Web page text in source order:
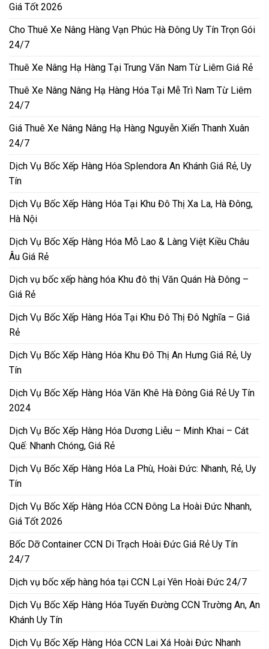
Giá Tốt 2026
Cho Thuê Xe Nâng Hàng Vạn Phúc Hà Đông Uy Tín Trọn Gói
24/7
Thuê Xe Nâng Hạ Hàng Tại Trung Văn Nam Từ Liêm Giá Rẻ
Thuê Xe Nâng Nâng Hạ Hàng Hóa Tại Mễ Trì Nam Từ Liêm
24/7
Giá Thuê Xe Nâng Nâng Hạ Hàng Nguyễn Xiển Thanh Xuân
24/7
Dịch Vụ Bốc Xếp Hàng Hóa Splendora An Khánh Giá Rẻ, Uy
Tín
Dịch Vụ Bốc Xếp Hàng Hóa Tại Khu Đô Thị Xa La, Hà Đông,
Hà Nội
Dịch Vụ Bốc Xếp Hàng Hóa Mỗ Lao & Làng Việt Kiều Châu
Âu Giá Rẻ
Dịch vụ bốc xếp hàng hóa Khu đô thị Văn Quán Hà Đông –
Giá Rẻ
Dịch Vụ Bốc Xếp Hàng Hóa Tại Khu Đô Thị Đô Nghĩa – Giá
Rẻ
Dịch Vụ Bốc Xếp Hàng Hóa Khu Đô Thị An Hưng Giá Rẻ, Uy
Tín
Dịch Vụ Bốc Xếp Hàng Hóa Văn Khê Hà Đông Giá Rẻ Uy Tín
2024
Dịch Vụ Bốc Xếp Hàng Hóa Dương Liễu – Minh Khai – Cát
Quế: Nhanh Chóng, Giá Rẻ
Dịch Vụ Bốc Xếp Hàng Hóa La Phù, Hoài Đức: Nhanh, Rẻ, Uy
Tín
Dịch Vụ Bốc Xếp Hàng Hóa CCN Đông La Hoài Đức Nhanh,
Giá Tốt 2026
Bốc Dỡ Container CCN Di Trạch Hoài Đức Giá Rẻ Uy Tín
24/7
Dịch vụ bốc xếp hàng hóa tại CCN Lại Yên Hoài Đức 24/7
Dịch Vụ Bốc Xếp Hàng Hóa Tuyến Đường CCN Trường An, An
Khánh Uy Tín
Dịch Vụ Bốc Xếp Hàng Hóa CCN Lai Xá Hoài Đức Nhanh